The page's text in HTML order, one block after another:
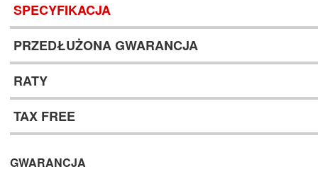
SPECYFIKACJA
PRZEDŁUŻONA GWARANCJA
RATY
TAX FREE
GWARANCJA